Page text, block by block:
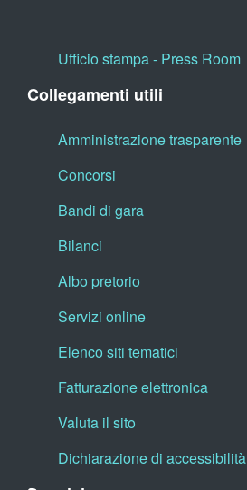
Ufficio stampa - Press Room
Collegamenti utili
Amministrazione trasparente
Concorsi
Bandi di gara
Bilanci
Albo pretorio
Servizi online
Elenco siti tematici
Fatturazione elettronica
Valuta il sito
Dichiarazione di accessibilità